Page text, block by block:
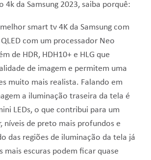
4k da Samsung 2023, saiba porquê:
smart tv 4K da Samsung com
com um processador Neo
de HDR, HDH10+ e HLG que
de imagem e permitem uma
muito mais realista. Falando em
a iluminação traseira da tela é
LEDs, o que contribui para um
níveis de preto mais profundos e
das regiões de iluminação da tela já
mais escuras podem ficar quase